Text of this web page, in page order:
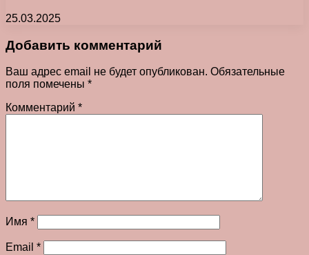
25.03.2025
Добавить комментарий
Ваш адрес email не будет опубликован. Обязательные
поля помечены *
Комментарий *
Имя *
Email *